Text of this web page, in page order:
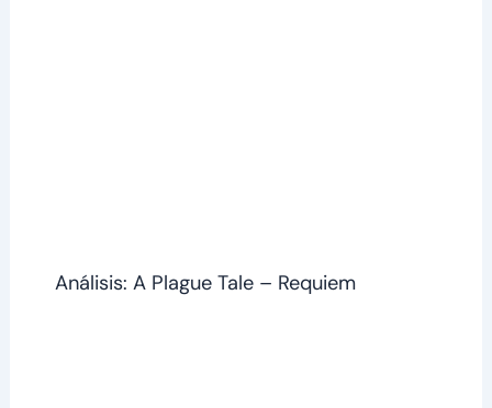
Análisis: A Plague Tale – Requiem